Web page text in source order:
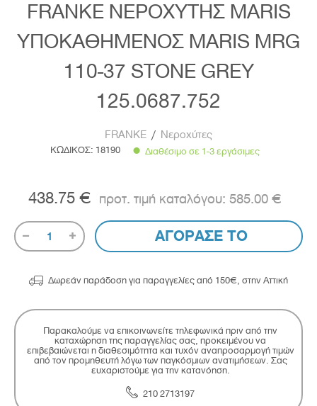
FRANKE ΝΕΡΟΧΥΤΗΣ MARIS
ΥΠΟΚΑΘΗΜΕΝΟΣ MARIS MRG
110-37 STONE GREY
125.0687.752
FRANKE / Νεροχύτες
ΚΩΔΙΚΟΣ: 18190 Διαθέσιμο σε 1-3 εργάσιμες
438.75 € 585.00 €
1 ΑΓΟΡΑΣΕ ΤΟ
 Δωρεάν παράδοση για παραγγελίες από 150€, στην Αττική
Παρακαλούμε να επικοινωνείτε τηλεφωνικά πριν από την
καταχώρηση της παραγγελίας σας, προκειμένου να
επιβεβαιώνεται η διαθεσιμότητα και τυχόν αναπροσαρμογή τιμών
από τον προμηθευτή λόγω των παγκόσμιων ανατιμήσεων. Σας
ευχαριστούμε για την κατανόηση.
210 2713197